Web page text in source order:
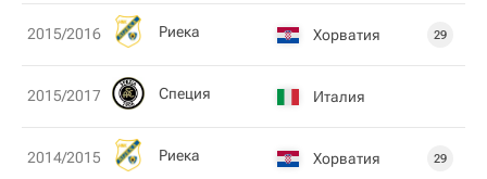
2015/2016 Риека Хорватия 29
2015/2017 Специя Италия
2014/2015 Риека Хорватия 29